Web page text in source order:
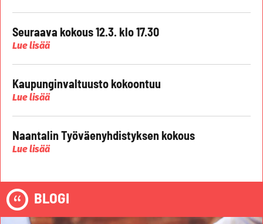
Seuraava kokous 12.3. klo 17.30
Lue lisää
Kaupunginvaltuusto kokoontuu
Lue lisää
Naantalin Työväenyhdistyksen kokous
Lue lisää
BLOGI